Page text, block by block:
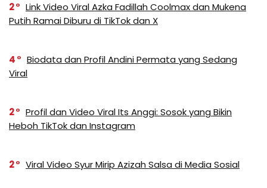
2
Link Video Viral Azka Fadillah Coolmax dan Mukena
Putih Ramai Diburu di TikTok dan X
4
Biodata dan Profil Andini Permata yang Sedang
Viral
2
Profil dan Video Viral Its Anggi: Sosok yang Bikin
Heboh TikTok dan Instagram
2 Viral Video Syur Mirip Azizah Salsa di Media Sosial